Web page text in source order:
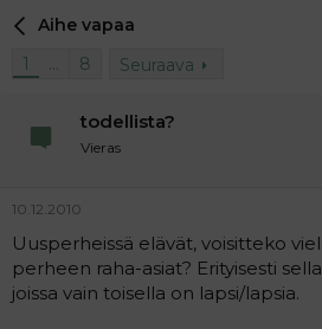
e
i
e
t
n
a
l
o
m
i
e
s
Aihe vapaa
1
… 8 Seuraava
todellista?
Vieras
10.12.2010
Uusperheissä elävät, voisitteko
perheen raha-asiat? Erityisesti
joissa vain toisella on lapsi/lapsia.